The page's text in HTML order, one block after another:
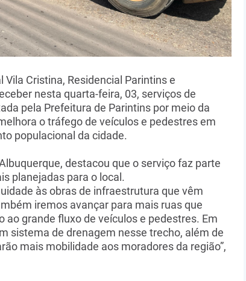
Cristina, Residencial Parintins e
nesta quarta-feira, 03, serviços de
pela Prefeitura de Parintins por meio da
o tráfego de veículos e pedestres em
populacional da cidade.
destacou que o serviço faz parte
planejadas para o local.
às obras de infraestrutura que vêm
iremos avançar para mais ruas que
grande fluxo de veículos e pedestres. Em
sistema de drenagem nesse trecho, além de
mais mobilidade aos moradores da região”,